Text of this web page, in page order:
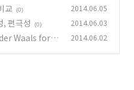
교 (0) 2014.06.05
, 편극성 (0) 2014.06.03
Waals forc
2014.06.02